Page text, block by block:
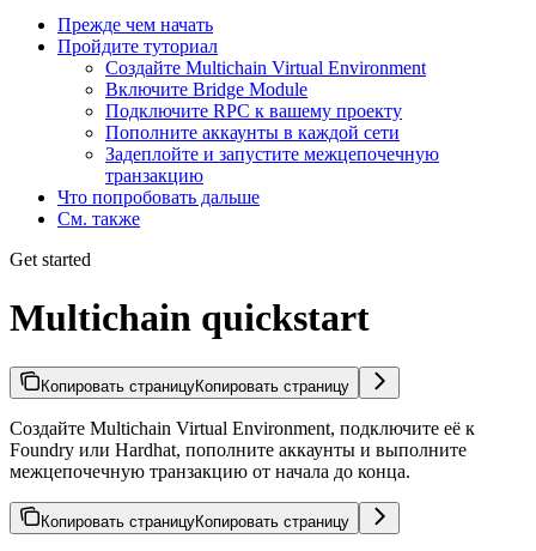
Прежде чем начать
Пройдите туториал
Создайте Multichain Virtual Environment
Включите Bridge Module
Подключите RPC к вашему проекту
Пополните аккаунты в каждой сети
Задеплойте и запустите межцепочечную
транзакцию
Что попробовать дальше
См. также
Get started
Multichain quickstart
Копировать страницуКопировать страницу
Создайте Multichain Virtual Environment, подключите её к
Foundry или Hardhat, пополните аккаунты и выполните
межцепочечную транзакцию от начала до конца.
Копировать страницуКопировать страницу